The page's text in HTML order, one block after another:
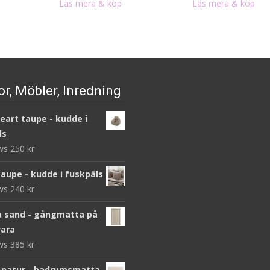
Läs mera & köp Läs mera & köp
Möbler, Inredning
taupe - kudde i
250 kr
- kudde i fuskpäls
240 kr
sand - gångmatta på
385 kr